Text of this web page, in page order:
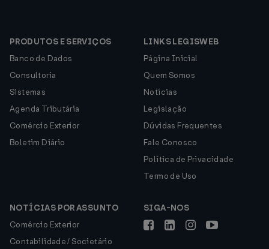
PRODUTOS E SERVIÇOS
Banco de Dados
Consultoria
Sistemas
Agenda Tributária
Comércio Exterior
Boletim Diário
LINKS LEGISWEB
Página Inicial
Quem Somos
Notícias
Legislação
Dúvidas Frequentes
Fale Conosco
Política de Privacidade
Termo de Uso
NOTÍCIAS POR ASSUNTO
Comércio Exterior
Contabilidade / Societário
SIGA-NOS